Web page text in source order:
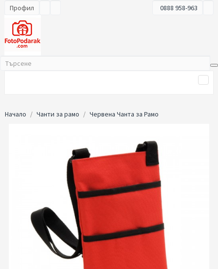
Профил 0888 958-963
Начало Чанти за рамо Червена Чанта за Рамо